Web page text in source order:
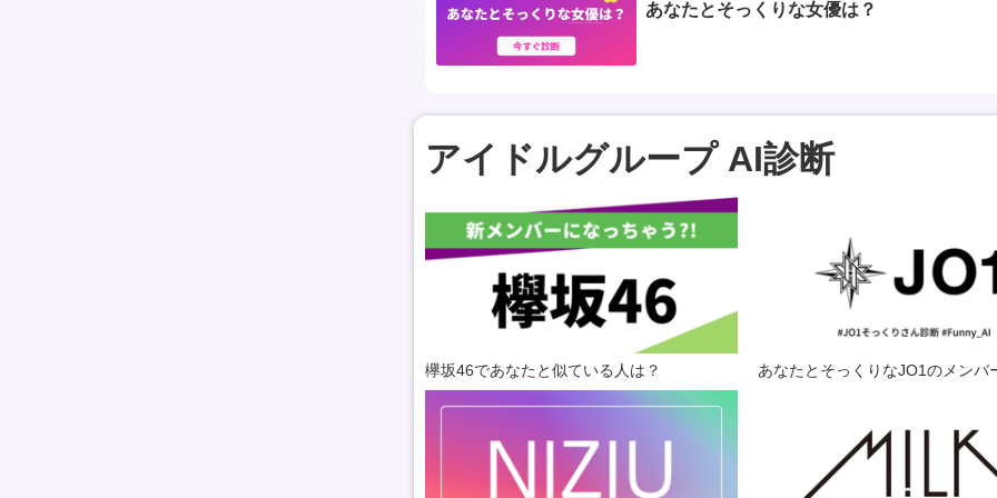
あなたとそっくりな女優は？
アイドルグループ AI診断
欅坂46であなたと似ている人は？ あなたとそっくりなJO1のメンバ